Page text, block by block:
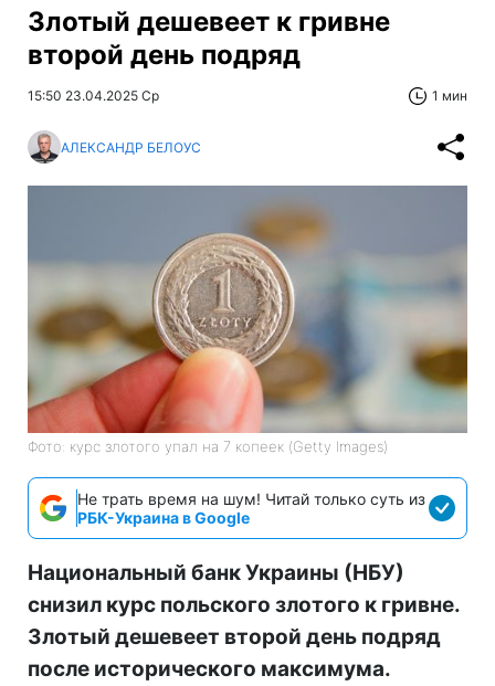
Злотый дешевеет к гривне
второй день подряд
15:50 23.04.2025 Ср 1 мин
АЛЕКСАНДР БЕЛОУС
Фото: курс злотого упал на 7 копеек (Getty Images)
Не трать время на шум! Читай только суть из
РБК-Украина в Google
Национальный банк Украины (НБУ)
снизил курс польского злотого к гривне.
Злотый дешевеет второй день подряд
после исторического максимума.